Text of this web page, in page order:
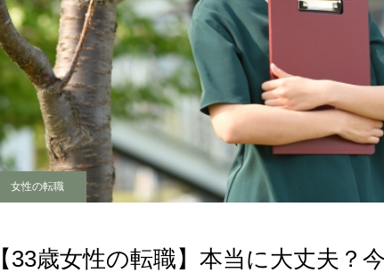
女性の転職
【33歳女性の転職】本当に大丈夫？